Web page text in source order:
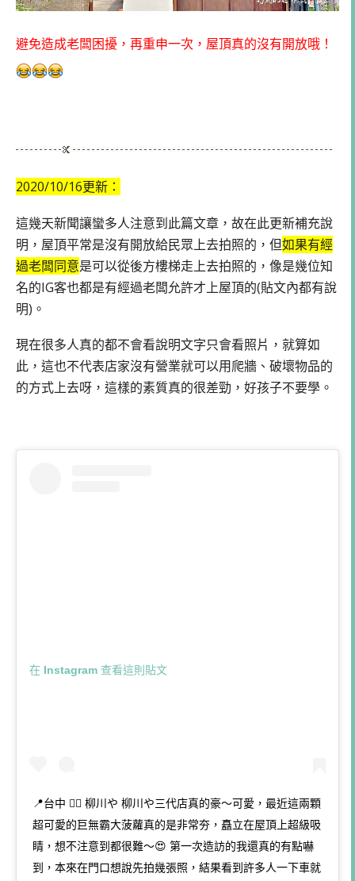
避免造成老闆困擾，再重申一次，屋頂真的沒有開放哦！
2020/10/16更新：
這幾天新聞讓蠻多人注意到此篇文章，故在此更新補充說
明，屋頂平常是沒有開放給民眾上去拍照的，但如果有經
過老闆同意是可以從後方樓梯走上去拍照的，像是幾位知
名的IG客也都是有經過老闆允許才上屋頂的(貼文內都有說
明)。
現在很多人真的都不會看說明文字只會看照片，就算如
此，這也不代表店家沒有營業就可以用爬牆、破壞物品的
的方式上去呀，這樣的素質真的很差勁，好孩子不要學。
在 Instagram 查看這則貼文
📍台中 ♡⃛ 柳川や 柳川や三代店真的豪～可愛，最近這兩顆
超可愛的巨無霸大菠蘿真的是非常夯，矗立在屋頂上超級吸
睛，想不注意到都很難～😍 第一次造訪的我還真的有點嚇
到，本來在門口想說先拍幾張照，結果看到許多人一下車就